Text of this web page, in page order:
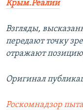
Крым.Реалии
Взгляды,
передают точку
отражают
Оригинал
Роскомнадзор